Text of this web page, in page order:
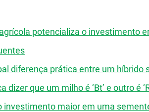
potencializa o investimento
diferença prática entre um híbrido
dizer que um milho é ‘Bt’ e outro é
investimento maior em uma